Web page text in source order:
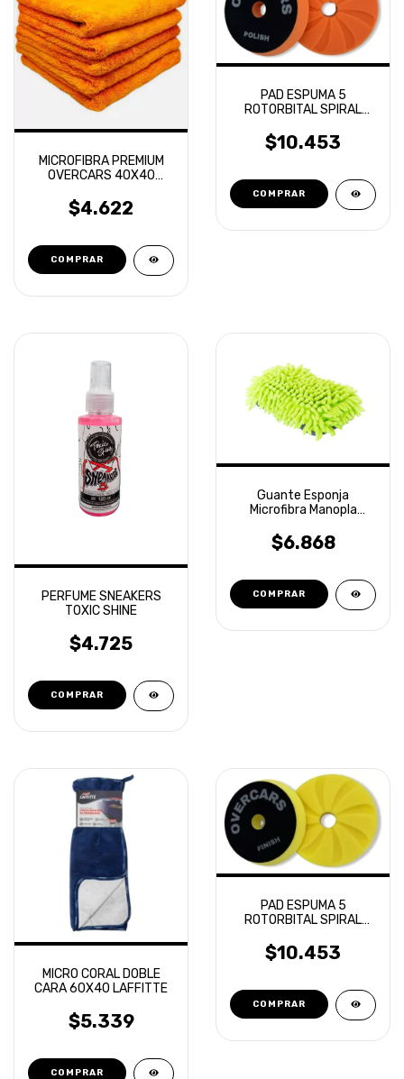
MICROFIBRA PREMIUM
OVERCARS 40X40
$4.622
PAD ESPUMA 5
ROTORBITAL SPIRAL
OVERCARS
$10.453
PERFUME SNEAKERS
TOXIC SHINE
$4.725
Guante Esponja
Microfibra Manopla
$6.868
MICRO CORAL DOBLE
CARA 60X40 LAFFITTE
$5.339
PAD ESPUMA 5
ROTORBITAL SPIRAL
OVERCARS
$10.453